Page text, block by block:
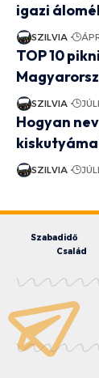
igazi
SZILVIA
TOP 10
SZILVIA
Hogyan
SZILVIA
Szabadidő
Család